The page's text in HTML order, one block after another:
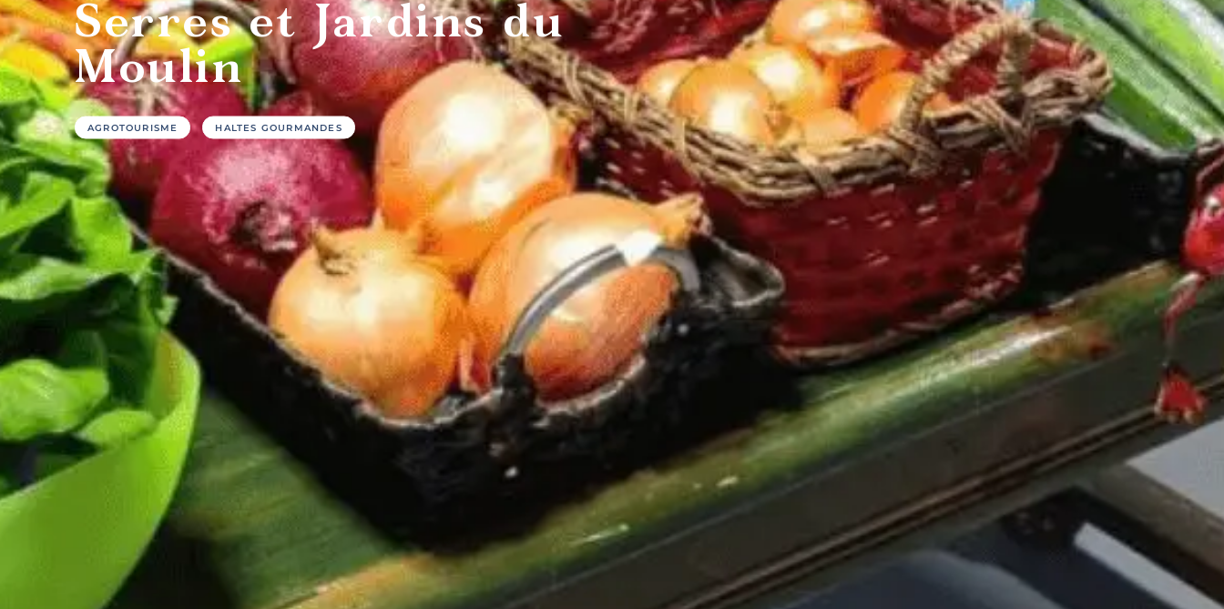
Hôtels
et
motels
Gîtes
touristiques
Campings Chalets
Résidences
de
tourisme
Serres et Jardins du
Moulin
AGROTOURISME HALTES GOURMANDES